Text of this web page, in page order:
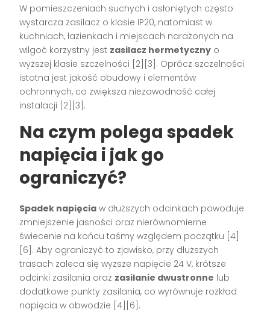
W pomieszczeniach suchych i osłoniętych często
wystarcza zasilacz o klasie IP20, natomiast w
kuchniach, łazienkach i miejscach narażonych na
wilgoć korzystny jest zasilacz hermetyczny o
wyższej klasie szczelności [2][3]. Oprócz szczelności
istotna jest jakość obudowy i elementów
ochronnych, co zwiększa niezawodność całej
instalacji [2][3].
Na czym polega spadek
napięcia i jak go
ograniczyć?
Spadek napięcia w dłuższych odcinkach powoduje
zmniejszenie jasności oraz nierównomierne
świecenie na końcu taśmy względem początku [4]
[6]. Aby ograniczyć to zjawisko, przy dłuższych
trasach zaleca się wyższe napięcie 24 V, krótsze
odcinki zasilania oraz zasilanie dwustronne lub
dodatkowe punkty zasilania, co wyrównuje rozkład
napięcia w obwodzie [4][6].